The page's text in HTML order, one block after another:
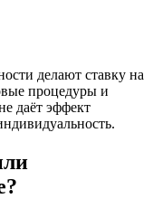
делают ставку на
процедуры и
даёт эффект